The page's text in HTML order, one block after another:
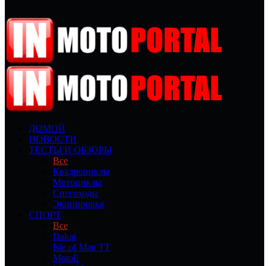
ДОМОЙ
НОВОСТИ
ТЕСТЫ И ОБЗОРЫ
Все
Квадроциклы
Мотоциклы
Снегоходы
Экипировка
СПОРТ
Все
Dakar
Isle of Man TT
MotoE